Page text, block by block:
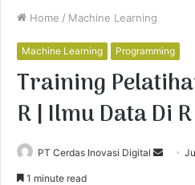
Home / Machine Learning
Machine Learning Programming
Training
R | Ilmu Data Di
PT Cerdas Inovasi Digital
1 minute read